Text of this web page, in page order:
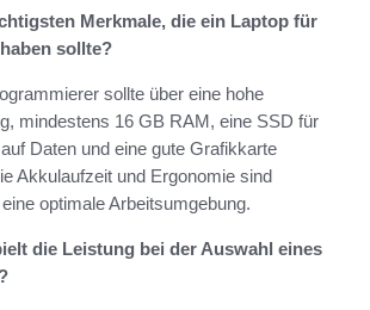
Merkmale, die ein Laptop für
sollte?
sollte über eine hohe
mindestens 16 GB RAM, eine SSD für
Daten und eine gute Grafikkarte
Akkulaufzeit und Ergonomie sind
optimale Arbeitsumgebung.
die Leistung bei der Auswahl eines